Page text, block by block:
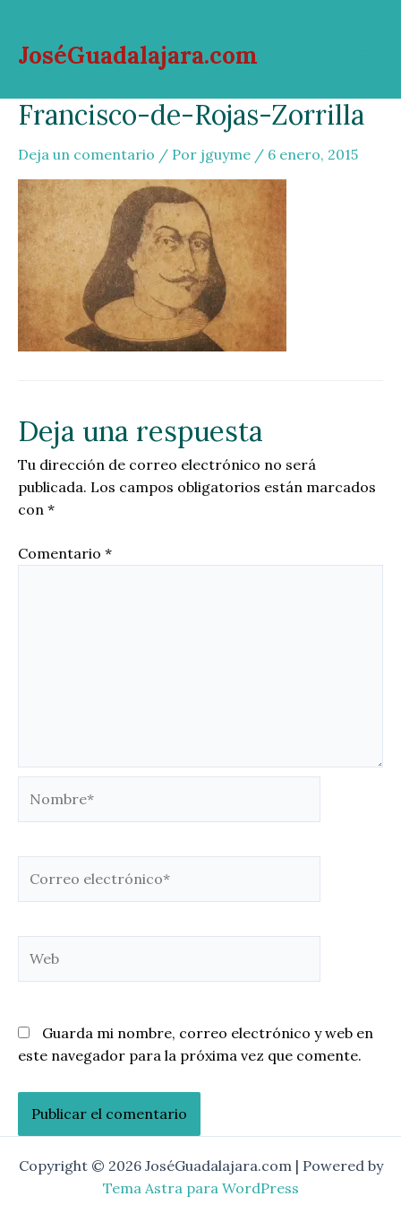
contenido
JoséGuadalajara.com
Francisco-de-Rojas-Zorrilla
Deja un comentario / Por jguyme / 6 enero, 2015
Deja una respuesta
Tu dirección de correo electrónico no será
publicada. Los campos obligatorios están marcados
con *
Comentario *
electrónico*
Guarda mi nombre, correo electrónico y web en
este navegador para la próxima vez que comente.
Copyright © 2026 JoséGuadalajara.com | Powered by
Tema Astra para WordPress